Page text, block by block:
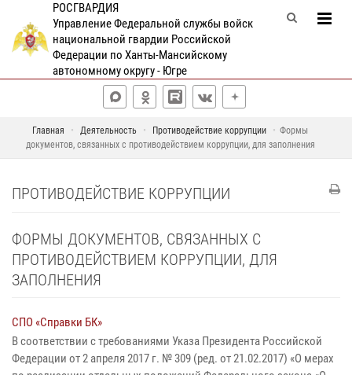
РОСГВАРДИЯ
Управление Федеральной службы войск
национальной гвардии Российской
Федерации по Ханты-Мансийскому
автономному округу - Югре
Главная Деятельность Противодействие коррупции
Формы
документов, связанных с противодействием коррупции, для заполнения
ПРОТИВОДЕЙСТВИЕ КОРРУПЦИИ
ФОРМЫ ДОКУМЕНТОВ, СВЯЗАННЫХ С
ПРОТИВОДЕЙСТВИЕМ КОРРУПЦИИ, ДЛЯ
ЗАПОЛНЕНИЯ
СПО «Справки БК»
В соответствии с требованиями Указа Президента Российской
Федерации от 2 апреля 2017 г. № 309 (ред. от 21.02.2017) «О мерах